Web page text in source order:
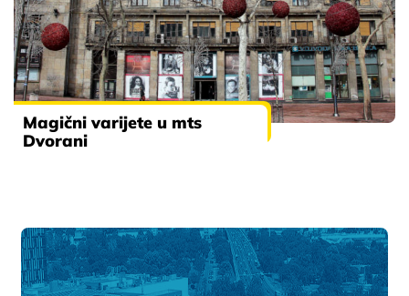
Magični varijete u mts
Dvorani